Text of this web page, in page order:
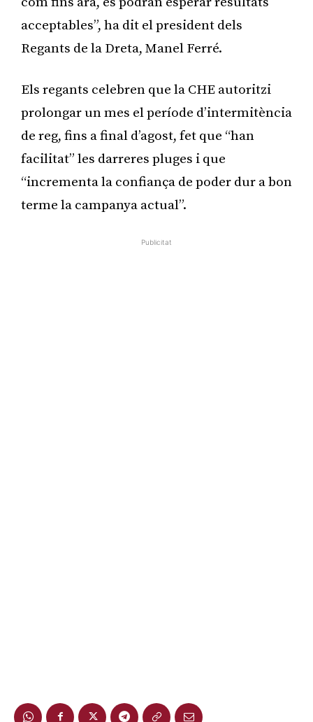
acceptables”, ha dit el president dels
Regants de la Dreta, Manel Ferré.
Els regants celebren que la CHE autoritzi
prolongar un mes el període d’intermitència
de reg, fins a final d’agost, fet que “han
facilitat” les darreres pluges i que
“incrementa la confiança de poder dur a bon
terme la campanya actual”.
Publicitat